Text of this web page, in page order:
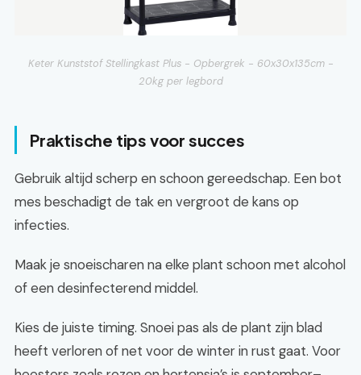
Keter Kunststof Stellingkast Plus - Opbergrek - 60x30x135cm -
20kg per legbord
Praktische tips voor succes
Gebruik altijd scherp en schoon gereedschap. Een bot
mes beschadigt de tak en vergroot de kans op
infecties.
Maak je snoeischaren na elke plant schoon met alcohol
of een desinfecterend middel.
Kies de juiste timing. Snoei pas als de plant zijn blad
heeft verloren of net voor de winter in rust gaat. Voor